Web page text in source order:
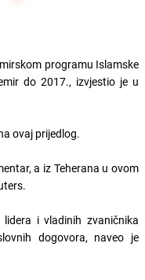
programu Islamske
do 2017., izvjestio je u
ovaj prijedlog.
a iz Teherana u ovom
i vladinih zvaničnika
dogovora, naveo je